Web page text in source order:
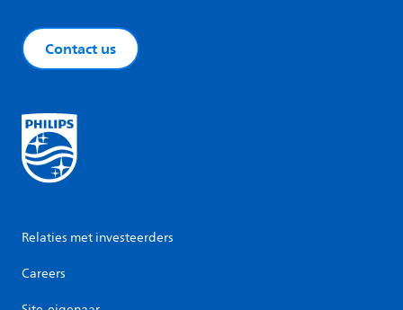
Contact us
Relaties met investeerders
Careers